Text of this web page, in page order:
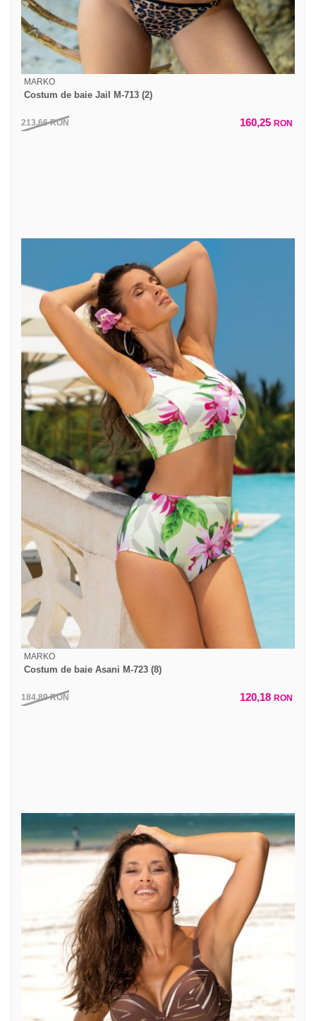
MARKO
Costum de baie Jail M-713 (2)
213,66RON 160,25 RON
MARKO
Costum de baie Asani M-723 (8)
184,89RON 120,18 RON